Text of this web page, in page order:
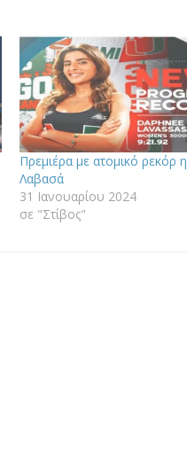
Πρεμιέρα με ατομικό ρεκόρ η
Λαβασά
31 Ιανουαρίου 2024
σε "Στίβος"